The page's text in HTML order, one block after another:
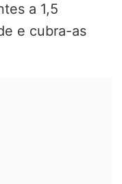
a 1,5
e cubra-as